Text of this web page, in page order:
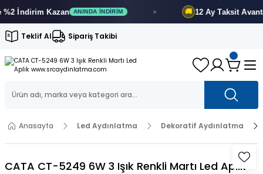
İndirimKazan ANINDA İNDIRIM 12 Ay Taksit Avantajı
Teklif Al Sipariş Takibi
Anasayfa Led Aydınlatma Dekoratif Aydınlatma
CATA CT-5249 6W 3 Işık Renkli Martı Led Aplik